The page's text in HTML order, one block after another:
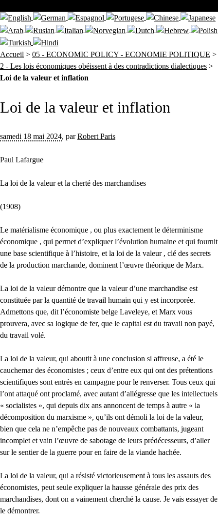
Accueil > 05 - ECONOMIC POLICY - ECONOMIE POLITIQUE >
2 - Les lois économiques obéissent à des contradictions dialectiques >
Loi de la valeur et inflation
Loi de la valeur et inflation
samedi 18 mai 2024, parRobert Paris
Paul Lafargue
La loi de la valeur et la cherté des marchandises
(1908)
Le matérialisme économique , ou plus exactement le déterminisme
économique , qui permet d’expliquer l’évolution humaine et qui fournit
une base scientifique à l’histoire, et la loi de la valeur , clé des secrets
de la production marchande, dominent l’œuvre théorique de Marx.
La loi de la valeur démontre que la valeur d’une marchandise est
constituée par la quantité de travail humain qui y est incorporée.
Admettons que, dit l’économiste belge Laveleye, et Marx vous
prouvera, avec sa logique de fer, que le capital est du travail non payé,
du travail volé.
La loi de la valeur, qui aboutit à une conclusion si affreuse, a été le
cauchemar des économistes ; ceux d’entre eux qui ont des prétentions
scientifiques sont entrés en campagne pour le renverser. Tous ceux qui
l’ont attaqué ont proclamé, avec autant d’allégresse que les intellectuels
« socialistes », qui depuis dix ans annoncent de temps à autre « la
décomposition du marxisme », qu’ils ont démoli la loi de la valeur,
bien que cela ne n’empêche pas de nouveaux combattants, jugeant
incomplet et vain l’œuvre de sabotage de leurs prédécesseurs, d’aller
sur le sentier de la guerre pour en faire de la viande hachée.
La loi de la valeur, qui a résisté victorieusement à tous les assauts des
économistes, peut seule expliquer la hausse générale des prix des
marchandises, dont on a vainement cherché la cause. Je vais essayer de
le démontrer.